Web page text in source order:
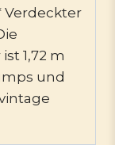
Verdeckter
1,72 m
und